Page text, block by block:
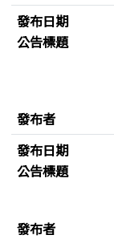
發布日期
公告標題
發布者
發布日期
公告標題
發布者